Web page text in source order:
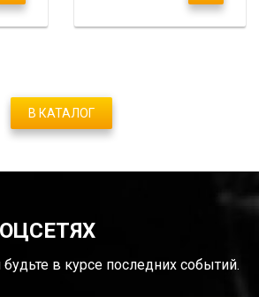
В КАТАЛОГ
в курсе последних событий.